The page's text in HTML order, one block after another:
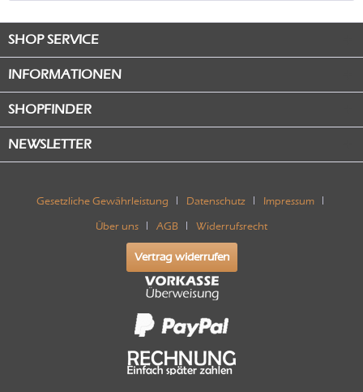
SHOP SERVICE
INFORMATIONEN
SHOPFINDER
NEWSLETTER
Gesetzliche Gewährleistung Datenschutz Impressum
Über uns AGB Widerrufsrecht
Vertrag widerrufen